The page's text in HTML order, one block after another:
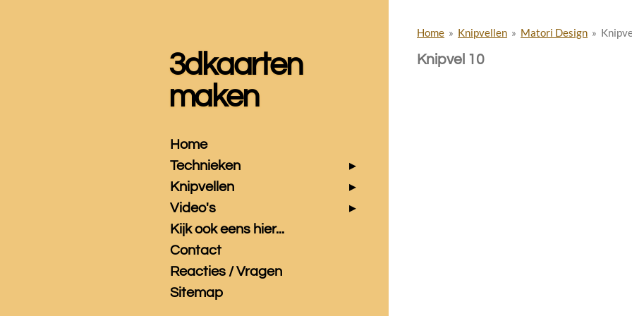
Home » Knipvellen » Matori Design »
Knipvel 10
3dkaarten
maken
Home
Technieken
Knipvellen
Video's
Kijk ook eens hier...
Contact
Reacties / Vragen
Sitemap